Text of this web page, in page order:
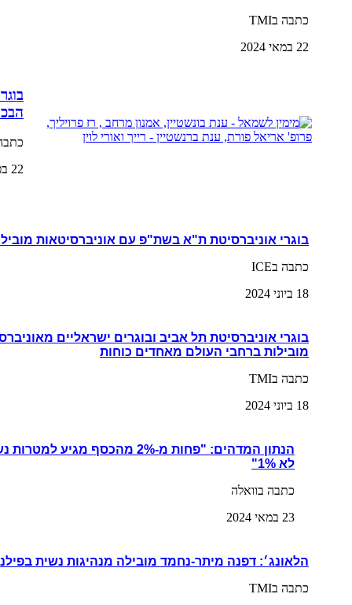
כתבה בTMI
22 במאי 2024
22 בפברואר 2024
בוגרי אוניברסיטת ת"א בשת"פ עם אוניברסיטאות
כתבה בICE
18 ביוני 2024
בוגרי אוניברסיטת תל אביב ובוגרים ישראליים
מובילות ברחבי העולם מאחדים כוחות
כתבה בTMI
18 ביוני 2024
הנתון המדהים: "פחות מ-2% מהכסף
לא 1%"
כתבה בוואלה
23 במאי 2024
הלאונג׳: דפנה מיתר-נחמד מובילה מנהיגות נשית
כתבה בTMI